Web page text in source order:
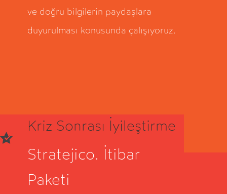
ve doğru bilgilerin paydaşlara
duyurulması konusunda çalışıyoruz.
Kriz Sonrası İyileştirme
Stratejico. İtibar
Paketi